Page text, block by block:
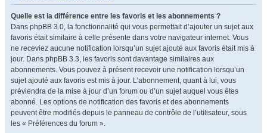
Quelle est la différence entre les favoris et les abonnements ?
Dans phpBB 3.0, la fonctionnalité qui vous permettait d’ajouter un sujet aux
favoris était similaire à celle présente dans votre navigateur internet. Vous
ne receviez aucune notification lorsqu’un sujet ajouté aux favoris était mis à
jour. Dans phpBB 3.3, les favoris sont davantage similaires aux
abonnements. Vous pouvez à présent recevoir une notification lorsqu’un
sujet ajouté aux favoris est mis à jour. L’abonnement, quant à lui, vous
préviendra de la mise à jour d’un forum ou d’un sujet auquel vous êtes
abonné. Les options de notification des favoris et des abonnements
peuvent être modifiés depuis le panneau de contrôle de l’utilisateur, sous
les « Préférences du forum ».